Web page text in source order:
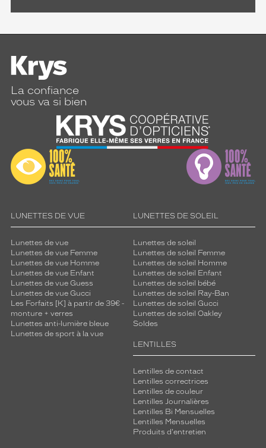
La confiance
vous va si bien
LUNETTES DE VUE
Lunettes de vue
Lunettes de vue Femme
Lunettes de vue Homme
Lunettes de vue Enfant
Lunettes de vue Guess
Lunettes de vue Gucci
Les Forfaits [K] à partir de 39€ -
monture + verres
Lunettes anti-lumière bleue
Lunettes de sport à la vue
LUNETTES DE SOLEIL
Lunettes de soleil
Lunettes de soleil Femme
Lunettes de soleil Homme
Lunettes de soleil Enfant
Lunettes de soleil bébé
Lunettes de soleil Ray-Ban
Lunettes de soleil Gucci
Lunettes de soleil Oakley
Soldes
LENTILLES
Lentilles de contact
Lentilles correctrices
Lentilles de couleur
Lentilles Journalières
Lentilles Bi Mensuelles
Lentilles Mensuelles
Produits d'entretien